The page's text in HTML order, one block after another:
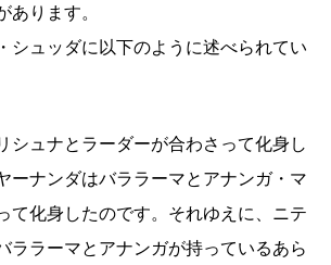
あります。
ュッダに以下のように述べられてい
シュナとラーダーが合わさって化身し
ーナンダはバララーマとアナンガ・マ
て化身したのです。それゆえに、ニテ
ララーマとアナンガが持っているあら